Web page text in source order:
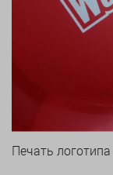
Печать логотипа